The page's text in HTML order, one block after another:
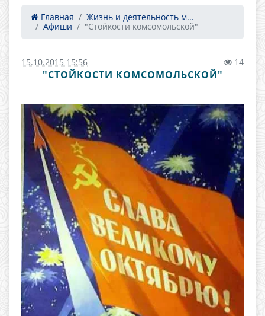
Главная
Жизнь и деятельность м...
Афиши
"Стойкости комсомольской"
15.10.2015 15:56 14
"СТОЙКОСТИ КОМСОМОЛЬСКОЙ"